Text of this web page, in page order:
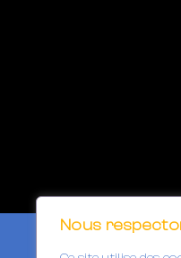
Nous